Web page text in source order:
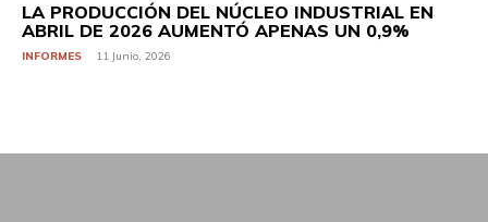
LA PRODUCCIÓN DEL NÚCLEO INDUSTRIAL EN
ABRIL DE 2026 AUMENTÓ APENAS UN 0,9%
INFORMES 11 Junio, 2026